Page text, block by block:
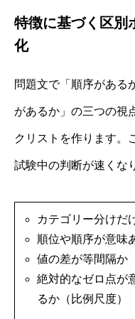
特徴に基づく区別
化
問題文で「順序がある
があるか」の三つの視
クリストを作ります。
試験中の判断が速くな
カテゴリー分けだ
順位や順序が意味
値の差が等間隔か
絶対的なゼロ点が
るか（比例尺度）